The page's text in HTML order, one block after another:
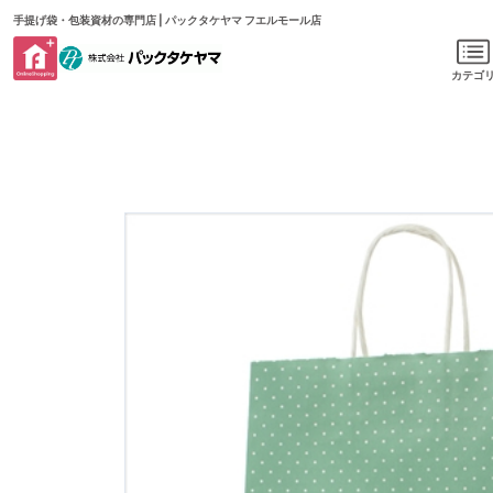
手提げ袋・包装資材の専門店 | パックタケヤマ フエルモール店
カテゴ